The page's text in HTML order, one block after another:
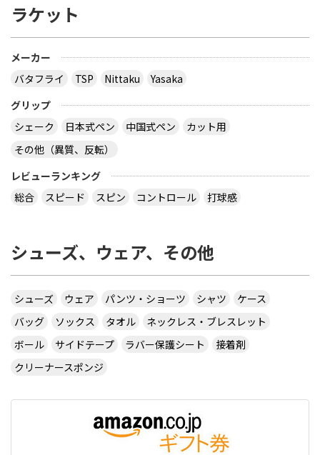
ラケット
メーカー
バタフライ
TSP Nittaku
Yasaka
グリップ
シェーク
日本式ペン 中国式ペン
カット用
その他（異質、反転）
レビューランキング
総合
スピード スピン コントロール 打球感
シューズ、ウェア、その他
シューズ ウェア パンツ・ショーツ シャツ
ケース
バッグ
ソックス タオル
ネックレス・ブレスレット
ボール
サイドテープ ラバー保護シート
接着剤
クリーナースポンジ